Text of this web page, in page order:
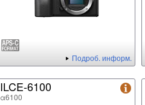
Подроб. информ.
ILCE-6100
α6100